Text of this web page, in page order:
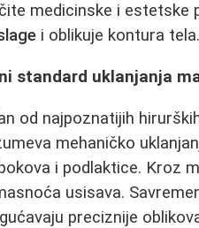
medicinske i estetske
i oblikuje kontura tela.
standard uklanjanja
od najpoznatijih
mehaničko
i podlaktice. Kroz
usisava.
preciznije